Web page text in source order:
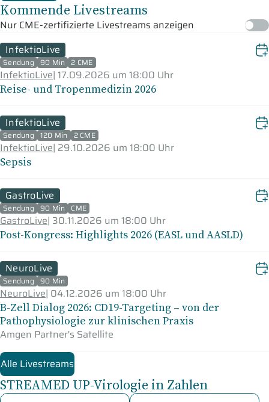
Kommende Livestreams
Nur CME-zertifizierte Livestreams anzeigen
InfektioLive
Sendung 90 Min 2 CME
InfektioLive| 17.09.2026 um 18:00 Uhr
Reise- und Tropenmedizin 2026
InfektioLive
Sendung 120 Min 2 CME
InfektioLive| 29.10.2026 um 18:00 Uhr
Sepsis
GastroLive
Sendung 90 Min CME
GastroLive| 30.11.2026 um 18:00 Uhr
Post-Kongress: Highlights 2026 (EASL und AASLD)
NeuroLive
Sendung 90 Min
NeuroLive| 04.12.2026 um 18:00 Uhr
B-Zell Dialog 2026: CD19-Targeting – von der
Pathophysiologie zur klinischen Praxis
Amgen Partner's Satellite
Alle Livestreams
STREAMED UP-Virologie in Zahlen